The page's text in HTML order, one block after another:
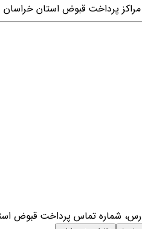
پرداخت قبوض استان خراسان
آدرس، شماره تماس پرداخت قبوض